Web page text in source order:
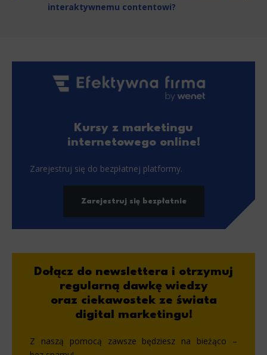
interaktywnemu contentowi?
Kursy z marketingu
internetowego online!
Zarejestruj się do bezpłatnej platformy.
Zarejestruj się bezpłatnie
Dołącz do newslettera i otrzymuj
regularną dawkę wiedzy
oraz ciekawostek ze świata
digital marketingu!
Z naszą pomocą zawsze będziesz na bieżąco –